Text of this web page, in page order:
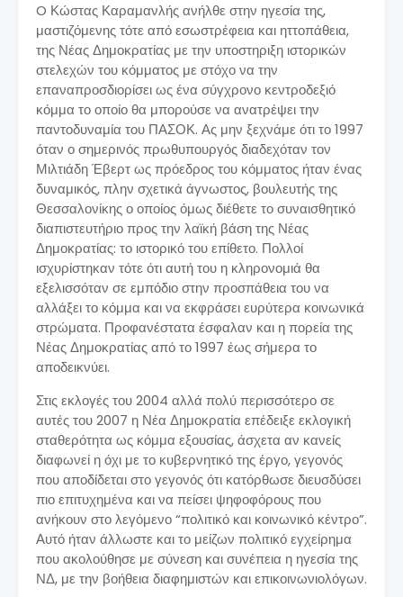
O Κώστας Καραμανλής ανήλθε στην ηγεσία της,
μαστιζόμενης τότε από εσωστρέφεια και ηττοπάθεια,
της Νέας Δημοκρατίας με την υποστηριξη ιστορικών
στελεχών του κόμματος με στόχο να την
επαναπροσδιορίσει ως ένα σύγχρονο κεντροδεξιό
κόμμα το οποίο θα μπορούσε να ανατρέψει την
παντοδυναμία του ΠΑΣΟΚ. Ας μην ξεχνάμε ότι το 1997
όταν ο σημερινός πρωθυπουργός διαδεχόταν τον
Μιλτιάδη Έβερτ ως πρόεδρος του κόμματος ήταν ένας
δυναμικός, πλην σχετικά άγνωστος, βουλευτής της
Θεσσαλονίκης ο οποίος όμως διέθετε το συναισθητικό
διαπιστευτήριο προς την λαϊκή βάση της Νέας
Δημοκρατίας: το ιστορικό του επίθετο. Πολλοί
ισχυρίστηκαν τότε ότι αυτή του η κληρονομιά θα
εξελισσόταν σε εμπόδιο στην προσπάθεια του να
αλλάξει το κόμμα και να εκφράσει ευρύτερα κοινωνικά
στρώματα. Προφανέστατα έσφαλαν και η πορεία της
Νέας Δημοκρατίας από το 1997 έως σήμερα το
αποδεικνύει.
Στις εκλογές του 2004 αλλά πολύ περισσότερο σε
αυτές του 2007 η Νέα Δημοκρατία επέδειξε εκλογική
σταθερότητα ως κόμμα εξουσίας, άσχετα αν κανείς
διαφωνεί η όχι με το κυβερνητικό της έργο, γεγονός
που αποδίδεται στο γεγονός ότι κατόρθωσε διευσδύσει
πιο επιτυχημένα και να πείσει ψηφοφόρους που
ανήκουν στο λεγόμενο “πολιτικό και κοινωνικό κέντρο”.
Αυτό ήταν άλλωστε και το μείζων πολιτικό εγχείρημα
που ακολούθησε με σύνεση και συνέπεια η ηγεσία της
ΝΔ, με την βοήθεια διαφημιστών και επικοινωνιολόγων.